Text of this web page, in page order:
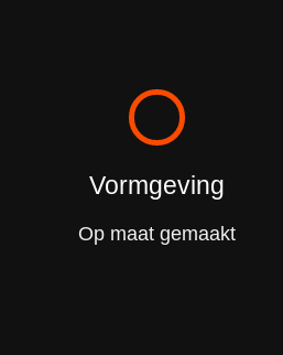
Vormgeving
Op maat gemaakt